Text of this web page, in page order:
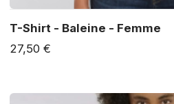
T-Shirt - Baleine - Femme
27,50 €